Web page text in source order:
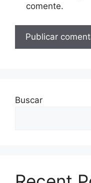
comente.
Buscar